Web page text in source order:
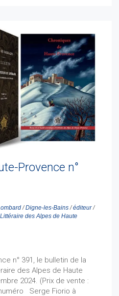
Provence n°
/Digne-les-Bains /éditeur/
des Alpes de Haute
n° 391, le bulletin de la
des Alpes de Haute
2024. (Prix de vente :
Serge Fiorio à